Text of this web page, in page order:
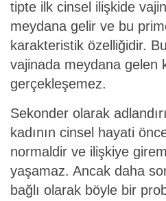
tipte ilk cinsel ilişkide
meydana gelir ve bu
karakteristik özelliğidir.
vajinada meydana gelen
gerçekleşemez.
Sekonder olarak
kadının cinsel hayati
normaldir ve ilişkiye
yaşamaz. Ancak daha
bağlı olarak böyle bir